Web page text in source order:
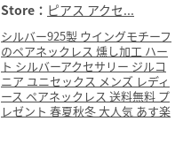
Store： ピアス アクセ...
シルバー925製 ウイングモチーフ
のペアネックレス 燻し加工 ハー
ト シルバーアクセサリー ジルコ
ニア ユニセックス メンズ レディ
ース ペアネックレス 送料無料 プ
レゼント 春夏秋冬 大人気 あす楽